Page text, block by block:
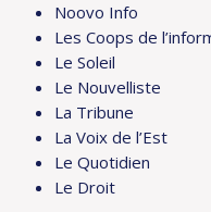
Noovo Info
Les Coops de
Le Soleil
Le Nouvelliste
La Tribune
La Voix de l’Est
Le Quotidien
Le Droit